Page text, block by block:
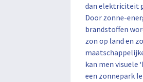
dan elektriciteit
Door zonne-
brandstoffen
zon op land en
kan men visuele
een zonnepark